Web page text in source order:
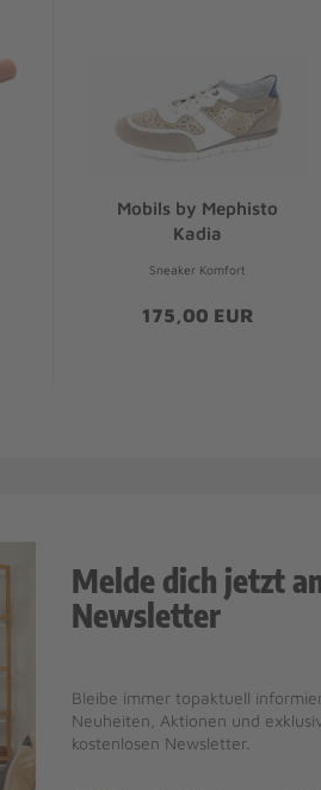
Mobils by Mephisto
Kadia
Sneaker Komfort
175,00 EUR
Melde dich jetzt
Newsletter
Bleibe immer topaktuell
Neuheiten, Aktionen und
kostenlosen Newsletter.